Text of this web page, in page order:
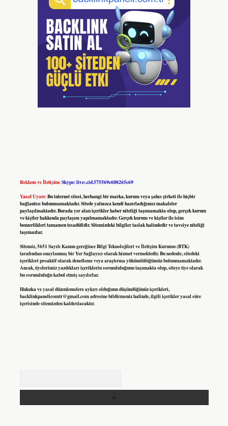
Reklam ve İletişim:Skype: live:.cid.575569c608265c69
Yasal Uyarı:Bu internet sitesi, herhangi bir marka, kurum veya şahıs şirketi ile hiçbir
bağlantısı bulunmamaktadır. Sitede yalnızca kendi hazırladığımız makaleler
paylaşılmaktadır. Burada yer alan içerikler haber niteliği taşımamakta olup, gerçek kurum
ve kişiler hakkında paylaşım yapılmamaktadır. Gerçek kurum ve kişiler ile isim
benzerlikleri tamamen tesadüfidir. Sitemizdeki bilgiler taslak halindedir ve tavsiye niteliği
taşımazlar.
Sitemiz, 5651 Sayılı Kanun gereğince Bilgi Teknolojileri ve İletişim Kurumu (BTK)
tarafından onaylanmış bir Yer Sağlayıcı olarak hizmet vermektedir. Bu nedenle, sitedeki
içerikleri proaktif olarak denetleme veya araştırma yükümlülüğümüz bulunmamaktadır.
Ancak, üyelerimiz yazdıkları içeriklerin sorumluluğunu taşımakta olup, siteye üye olarak
bu sorumluluğu kabul etmiş sayılırlar.
Hukuka ve yasal düzenlemelere aykırı olduğunu düşündüğünüz içerikleri,
backlinkpanelicomtr@gmail.comadresine bildirmeniz halinde, ilgili içerikler yasal süre
içerisinde sitemizden kaldırılacaktır.